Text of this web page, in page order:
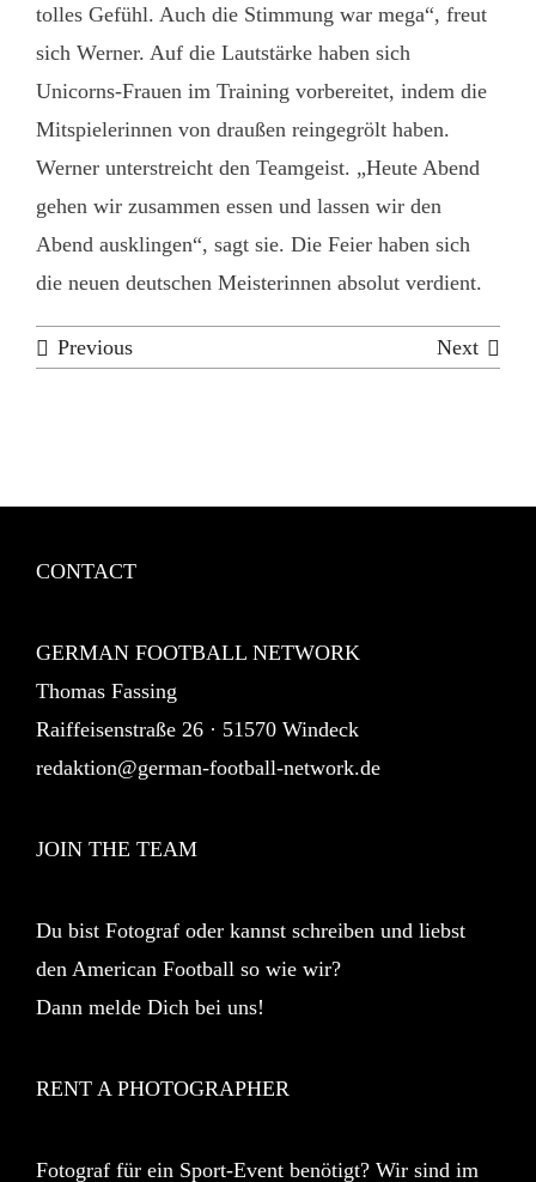
tolles Gefühl. Auch die Stimmung war mega“, freut
sich Werner. Auf die Lautstärke haben sich
Unicorns-Frauen im Training vorbereitet, indem die
Mitspielerinnen von draußen reingegrölt haben.
Werner unterstreicht den Teamgeist. „Heute Abend
gehen wir zusammen essen und lassen wir den
Abend ausklingen“, sagt sie. Die Feier haben sich
die neuen deutschen Meisterinnen absolut verdient.
Previous Next
CONTACT
GERMAN FOOTBALL NETWORK
Thomas Fassing
Raiffeisenstraße 26 · 51570 Windeck
redaktion@german-football-network.de
JOIN THE TEAM
Du bist Fotograf oder kannst schreiben und liebst
den American Football so wie wir?
Dann melde Dich bei uns!
RENT A PHOTOGRAPHER
Fotograf für ein Sport-Event benötigt? Wir sind im